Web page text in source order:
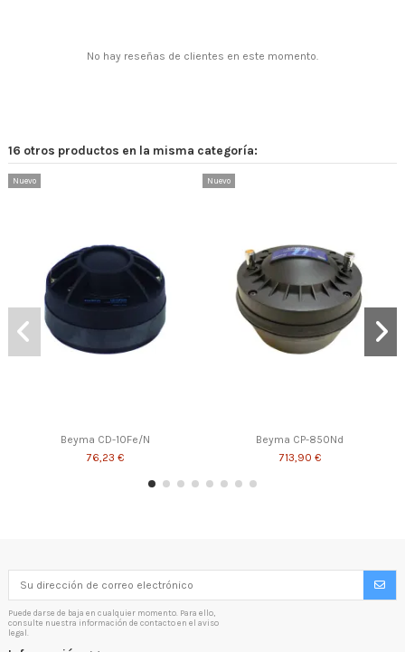
No hay reseñas de clientes en este momento.
16 otros productos en la misma categoría:
Nuevo
Beyma CD-10Fe/N
76,23 €
Nuevo
Beyma CP-850Nd
713,90 €
Puede darse de baja en cualquier momento. Para ello,
consulte nuestra información de contacto en el aviso
legal.